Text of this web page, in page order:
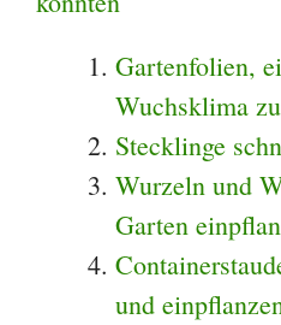
Gartenfolien,
Wuchsklima
Stecklinge
Wurzeln und
Garten
und